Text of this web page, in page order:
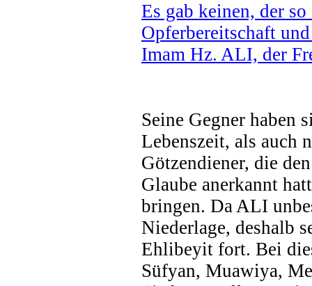
Es gab keinen, der
Opferbereitschaft
Imam Hz. ALI, der
Seine Gegner haben
Lebenszeit, als auch
Götzendiener, die
Glaube anerkannt
bringen. Da ALI
Niederlage, deshalb
Ehlibeyit fort. Bei
Süfyan, Muawiya,